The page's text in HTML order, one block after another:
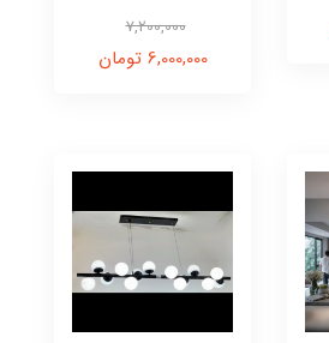
7,200,000
6,000,000 تومان